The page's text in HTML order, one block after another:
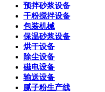
预拌砂浆设备
干粉搅拌设备
包装机械
保温砂浆设备
烘干设备
除尘设备
磁电设备
输送设备
腻子粉生产线